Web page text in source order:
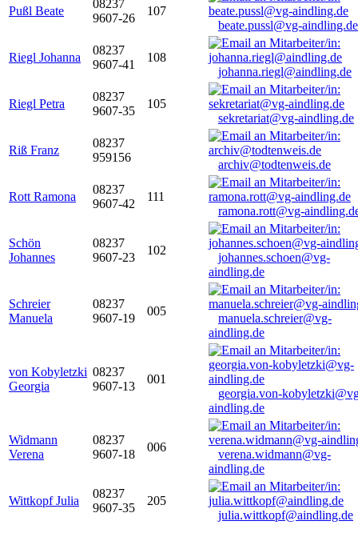
Pußl Beate
08237
9607-26
107
beate.pussl@vg-aindling.de
Riegl Johanna
08237
9607-41
108
johanna.riegl@aindling.de
Riegl Petra
08237
9607-35
105
sekretariat@vg-aindling.de
Riß Franz
08237
959156
archiv@todtenweis.de
Rott Ramona
08237
9607-42
111
ramona.rott@vg-
Schön
Johannes
08237
9607-23
102
johannes.schoen@vg-
aindling.de
Schreier
Manuela
08237
9607-19
005
manuela.schreier@vg-
aindling.de
von Kobyletzki
Georgia
08237
9607-13
001
georgia.von-
aindling.de
Widmann
Verena
08237
9607-18
006
verena.widmann@vg-
aindling.de
Wittkopf Julia
08237
9607-35
205
julia.wittkopf@aindling.de